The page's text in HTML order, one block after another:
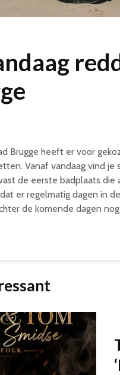
Brugge heeft er voor
Vanaf vandaag vind je
de eerste badplaats
er regelmatig dagen in
de komende dagen